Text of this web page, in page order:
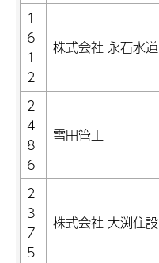
1
6
1
2
株式会社 永石水道
2
4
8
6
雪田管工
2
3
7
5
株式会社 大渕住設